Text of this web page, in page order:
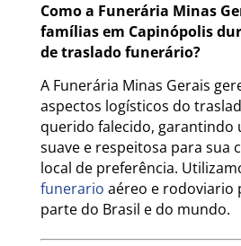
Como a Funerária Minas
famílias em Capinópolis
de traslado funerário?
A Funerária Minas Gerais
aspectos logísticos do
querido falecido, garantindo
suave e respeitosa para sua
local de preferência.
funerario aéreo e rodoviario
parte do Brasil e do mundo.